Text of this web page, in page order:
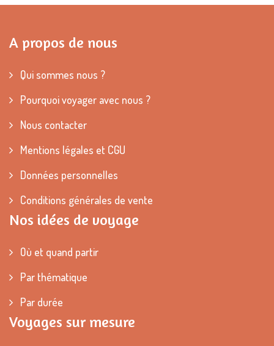
A propos de nous
Qui sommes nous ?
Pourquoi voyager avec nous ?
Nous contacter
Mentions légales et CGU
Données personnelles
Conditions générales de vente
Nos idées de voyage
Où et quand partir
Par thématique
Par durée
Voyages sur mesure